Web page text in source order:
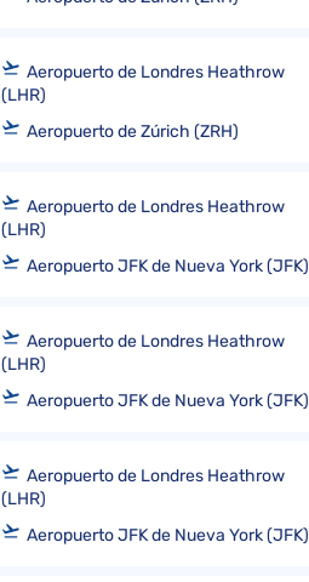
Aeropuerto de Londres Heathrow
(LHR)
Aeropuerto de Zúrich (ZRH)
Aeropuerto de Londres Heathrow
(LHR)
Aeropuerto JFK de Nueva York (JFK)
Aeropuerto de Londres Heathrow
(LHR)
Aeropuerto JFK de Nueva York (JFK)
Aeropuerto de Londres Heathrow
(LHR)
Aeropuerto JFK de Nueva York (JFK)